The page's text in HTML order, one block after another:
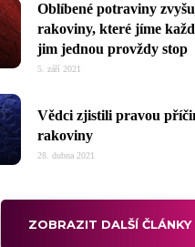
Oblíbené potraviny
rakoviny, které jíme
jim jednou provždy stop
5. září 2021
Vědci zjistili pravou
rakoviny
28. dubna 2021
ZOBRAZIT DALŠÍ ČLÁNKY